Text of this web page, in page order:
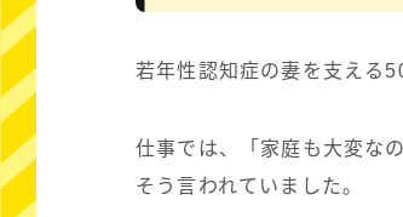
若年性認知症の妻を支える
仕事では、「家庭も大変な
そう言われていました。